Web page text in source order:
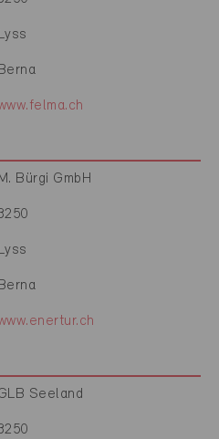
Lyss
Berna
M. Bürgi GmbH
Lyss
Berna
Seeland